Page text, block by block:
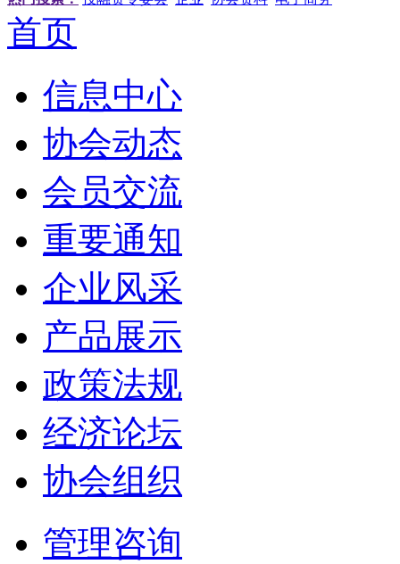
首页
信息中心
协会动态
会员交流
重要通知
企业风采
产品展示
政策法规
经济论坛
协会组织
管理咨询